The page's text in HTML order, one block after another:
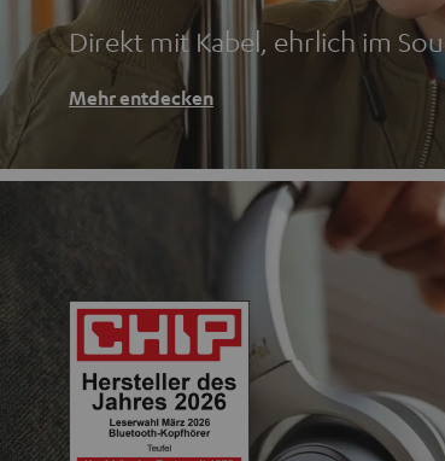
Direkt mit Kabel, ehrlich im
Mehr entdecken